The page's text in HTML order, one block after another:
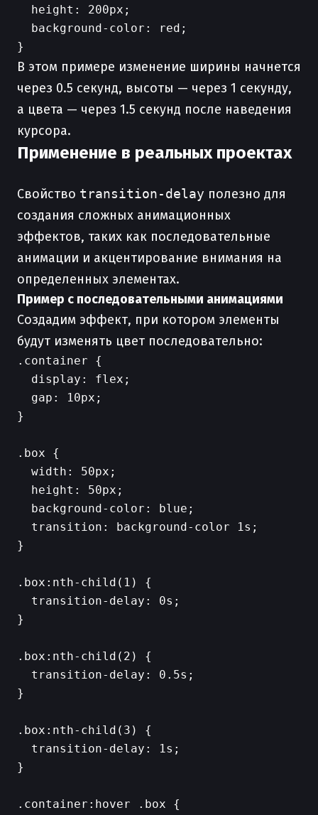
  height: 200px;
  background-color: red;
В этом примере изменение ширины начнется
через 0.5 секунд, высоты — через 1 секунду,
а цвета — через 1.5 секунд после наведения
курсора.
Применение в реальных проектах
Свойство transition-delay полезно для
создания сложных анимационных
эффектов, таких как последовательные
анимации и акцентирование внимания на
определенных элементах.
Пример с последовательными анимациями
Создадим эффект, при котором элементы
будут изменять цвет последовательно:
.container {
  display: flex;
  gap: 10px;
}
.box {
  width: 50px;
  height: 50px;
  background-color: blue;
  transition: background-color 1s;
}
.box:nth-child(1) {
  transition-delay: 0s;
}
.box:nth-child(2) {
  transition-delay: 0.5s;
}
.box:nth-child(3) {
  transition-delay: 1s;
}
.container:hover .box {